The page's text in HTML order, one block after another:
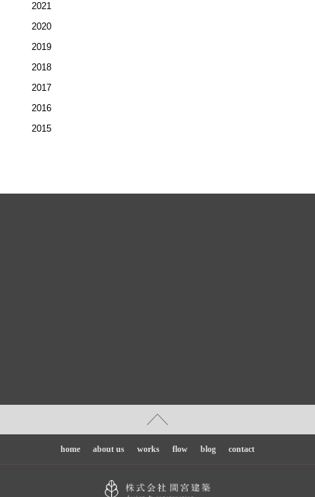
2021
2020
2019
2018
2017
2016
2015
home about us works flow blog contact